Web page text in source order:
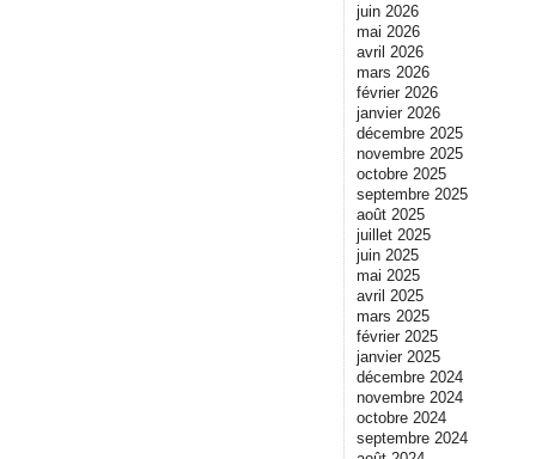
juin 2026
mai 2026
avril 2026
mars 2026
février 2026
janvier 2026
décembre 2025
novembre 2025
octobre 2025
septembre 2025
août 2025
juillet 2025
juin 2025
mai 2025
avril 2025
mars 2025
février 2025
janvier 2025
décembre 2024
novembre 2024
octobre 2024
septembre 2024